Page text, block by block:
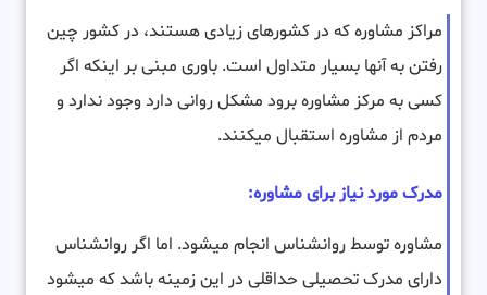
مراکز مشاوره که در کشورهای زیادی هستند، در کشور چین
رفتن به آنها بسیار متداول است. باوری مبنی بر اینکه اگر
کسی به مرکز مشاوره برود مشکل روانی دارد وجود ندارد و
مردم از مشاوره استقبال میکنند.
مدرک مورد نیاز برای مشاوره:
مشاوره توسط روانشناس انجام میشود. اما اگر روانشناس
دارای مدرک تحصیلی حداقلی در این زمینه باشد که میشود